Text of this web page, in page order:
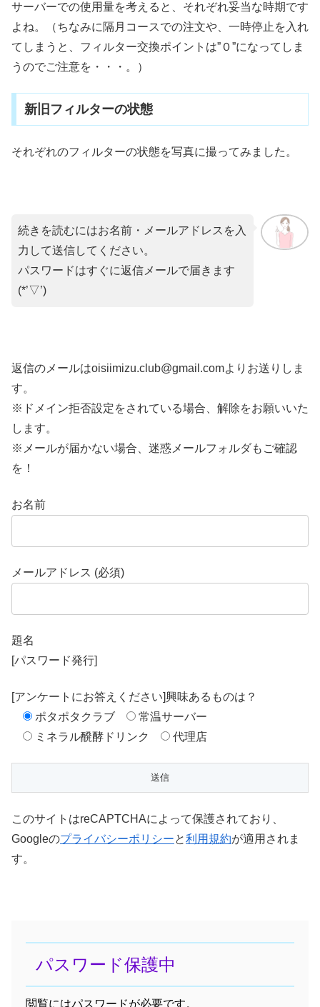
サーバーでの使用量を考えると、それぞれ妥当な時期です
よね。（ちなみに隔月コースでの注文や、一時停止を入れ
てしまうと、フィルター交換ポイントは”０”になってしま
うのでご注意を・・・。）
新旧フィルターの状態
それぞれのフィルターの状態を写真に撮ってみました。
続きを読むにはお名前・メールアドレスを入
力して送信してください。
パスワードはすぐに返信メールで届きます
(*’▽’)
返信のメールはoisiimizu.club@gmail.comよりお送りしま
す。
※ドメイン拒否設定をされている場合、解除をお願いいた
します。
※メールが届かない場合、迷惑メールフォルダもご確認
を！
お名前
メールアドレス (必須)
題名
[パスワード発行]
[アンケートにお答えください]興味あるものは？
ポタポタクラブ
常温サーバー
ミネラル醗酵ドリンク
代理店
このサイトはreCAPTCHAによって保護されており、
Googleのプライバシーポリシーと利用規約が適用されま
す。
パスワード保護中
閲覧にはパスワードが必要です。